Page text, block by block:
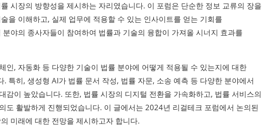
시장의 방향성을 제시하는 자리였습니다. 이 포럼은 단순한 정보 교류의 장을
을 이해하고, 실제 업무에 적용할 수 있는 인사이트를 얻는 기회를
야의 종사자들이 참여하여 법률과 기술의 융합이 가져올 시너지 효과를
인, 자동화 등 다양한 기술이 법률 분야에 어떻게 적용될 수 있는지에 대한
특히, 생성형 AI가 법률 문서 작성, 법률 자문, 소송 예측 등 다양한 분야에서
감이 높았습니다. 또한, 법률 시장의 디지털 전환을 가속화하고, 법률 서비스의
도 활발하게 진행되었습니다. 이 글에서는 2024년 리걸테크 포럼에서 논의된
미래에 대한 전망을 제시하고자 합니다.